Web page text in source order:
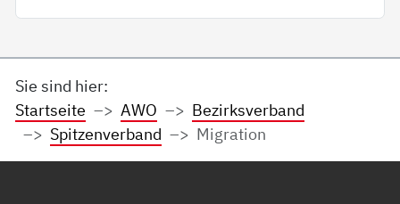
Sie sind hier:
Startseite
AWO
Bezirksverband
Spitzenverband
Migration